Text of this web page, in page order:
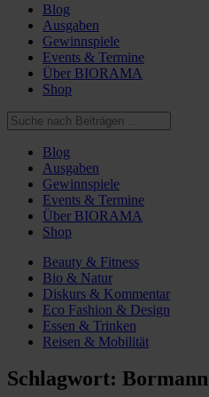
Blog
Ausgaben
Gewinnspiele
Events & Termine
Über BIORAMA
Shop
Blog
Ausgaben
Gewinnspiele
Events & Termine
Über BIORAMA
Shop
Beauty & Fitness
Bio & Natur
Diskurs & Kommentar
Eco Fashion & Design
Essen & Trinken
Reisen & Mobilität
Schlagwort: Bormann